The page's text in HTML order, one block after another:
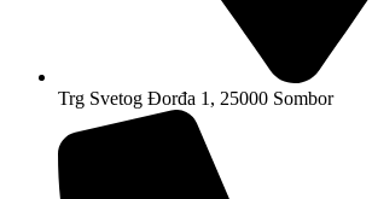
Trg Svetog Đorđa 1, 25000 Sombor